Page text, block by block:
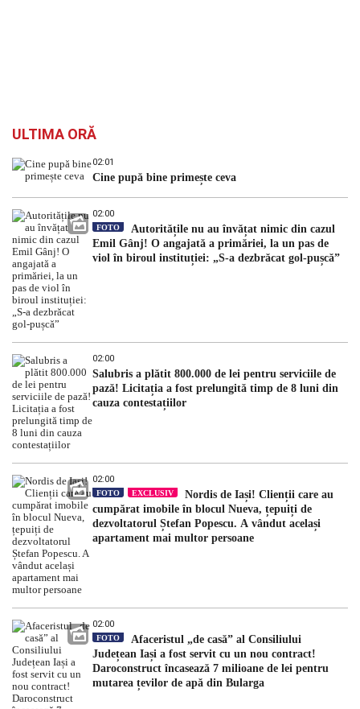
ULTIMA ORĂ
02:01
Cine pupă bine primește ceva
02:00
FOTO
Autoritățile nu au învățat nimic din cazul
Emil Gânj! O angajată a primăriei, la un pas de
viol în biroul instituției: „S-a dezbrăcat gol-pușcă”
02:00
Salubris a plătit 800.000 de lei pentru serviciile de
pază! Licitația a fost prelungită timp de 8 luni din
cauza contestațiilor
02:00
FOTO EXCLUSIV
Nordis de Iași! Clienții care au
cumpărat imobile în blocul Nueva, țepuiți de
dezvoltatorul Ștefan Popescu. A vândut același
apartament mai multor persoane
02:00
FOTO
Afaceristul „de casă” al Consiliului
Județean Iași a fost servit cu un nou contract!
Daroconstruct încasează 7 milioane de lei pentru
mutarea țevilor de apă din Bularga